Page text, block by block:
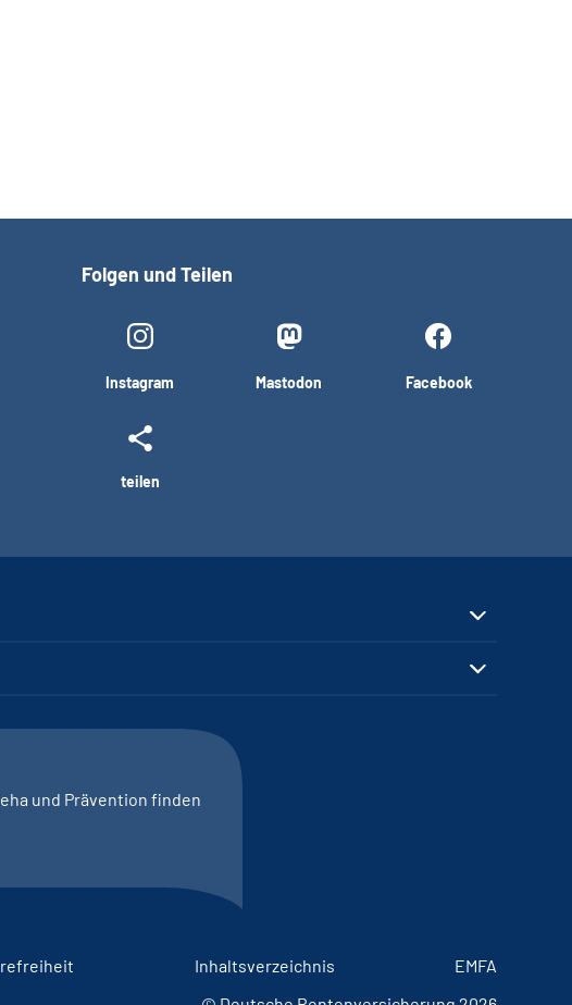
Folgen und Teilen
Instagram Mastodon Facebook
teilen
und Prävention finden
Inhaltsverzeichnis
EMFA